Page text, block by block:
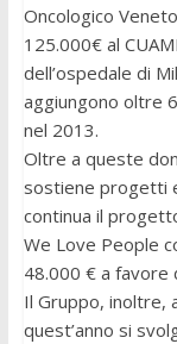
Oncologico
125.000€ al
dell’ospedale di
aggiungono oltre
nel 2013.
Oltre a queste
sostiene progetti
continua il
We Love People
48.000 € a favore
Il Gruppo, inoltre,
quest’anno si